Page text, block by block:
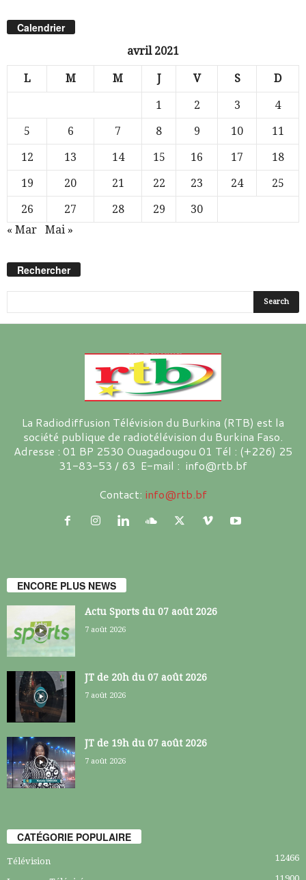
Calendrier
avril 2021
L M M J V S D
1 2 3
4
5
6 7 8 9 10
11
12
13 14 15 16 17
18
19
20 21 22 23 24
25
26
27 28 29
30
« Mar
Mai »
Rechercher
La Radiodiffusion Télévision du Burkina (RTB) est la
société publique de radiotélévision du Burkina Faso.
Adresse : 01 BP 2530 Ouagadougou 01 Tél : (+226) 25
31-83-53 / 63 E-mail : info@rtb.bf
Contact: info@rtb.bf
ENCORE PLUS NEWS
Actu Sports du 07 août 2026
7 août 2026
JT de 20h du 07 août 2026
7 août 2026
JT de 19h du 07 août 2026
7 août 2026
CATÉGORIE POPULAIRE
Télévision 12466